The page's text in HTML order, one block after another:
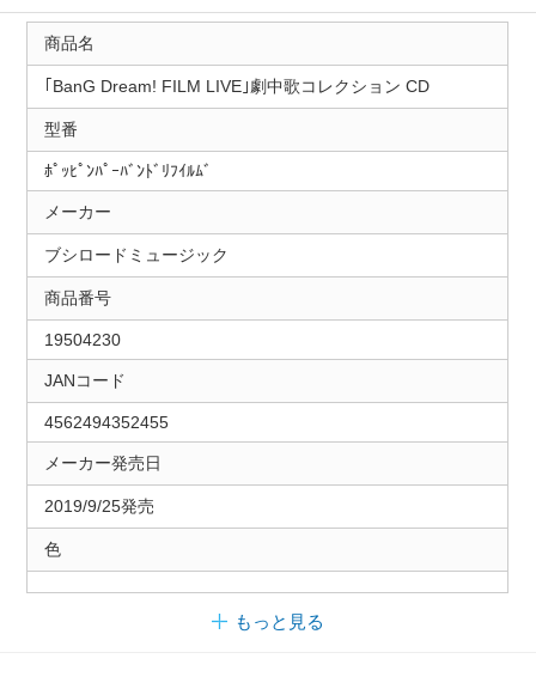
商品名
｢BanG Dream! FILM LIVE｣劇中歌コレクション CD
型番
ﾎﾟｯﾋﾟﾝﾊﾟｰﾊﾞﾝﾄﾞﾘﾌｲﾙﾑﾞ
メーカー
ブシロードミュージック
商品番号
19504230
JANコード
4562494352455
メーカー発売日
2019/9/25発売
色
もっと見る